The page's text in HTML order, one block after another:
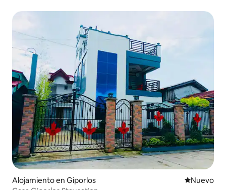
Alojamiento en Giporlos Lugar
Nuevo